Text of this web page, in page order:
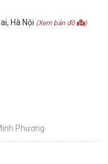
Hà Nội (Xem bản đồ )
Phương